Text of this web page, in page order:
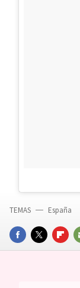
FACEBOOKTWITTER
TEMAS España